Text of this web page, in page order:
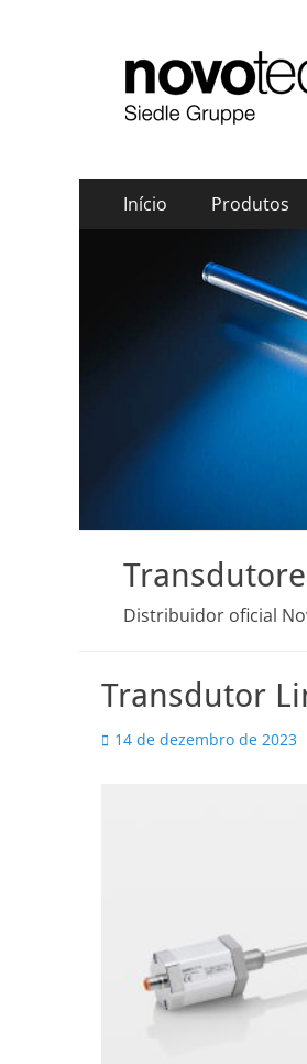
Menu
principal
Pular
para
Início Produtos
Distribuidor oficial
Transdutor
Posted
14 de dezembro de 2023